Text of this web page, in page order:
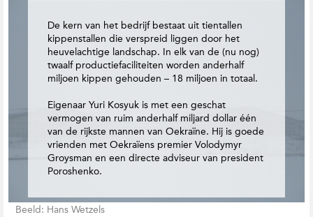
De kern van het bedrijf bestaat uit tientallen
kippenstallen die verspreid liggen door het
heuvelachtige landschap. In elk van de (nu nog)
twaalf productiefaciliteiten worden anderhalf
miljoen kippen gehouden – 18 miljoen in totaal.
Eigenaar Yuri Kosyuk is met een geschat
vermogen van ruim anderhalf miljard dollar één
van de rijkste mannen van Oekraïne. Hij is goede
vrienden met Oekraïens premier Volodymyr
Groysman en een directe adviseur van president
Poroshenko.
Beeld: Hans Wetzels